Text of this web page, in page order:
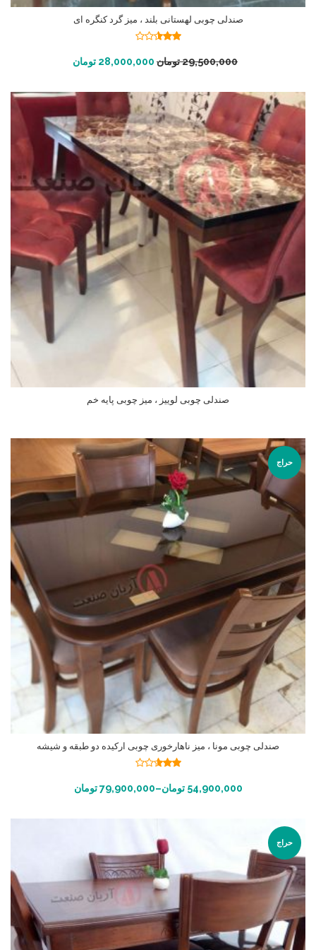
صندلی چوبی لهستانی بلند ، میز گرد کنگره ای
از 5 29,500,000تومان 28,000,000 تومان افزودن به سبد خرید
صندلی چوبی لوییز ، میز چوبی پایه خم
اطلاعات بیشتر
حراج
صندلی چوبی مونا ، میز ناهارخوری چوبی ارکیده دو طبقه و شیشه
از 5
54,900,000 تومان–
79,900,000 تومان انتخاب گزینه ها
حراج